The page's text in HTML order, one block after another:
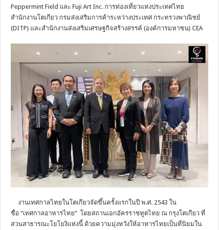
Peppermint Field และ Fuji Art Inc. การท่องเที่ยวแห่งประเทศไทย
สำนักงานโตเกียว กรมส่งเสริมการค้าระหว่างประเทศ กระทรวงพาณิชย์
(DITP) และสํานักงานส่งเสริมเศรษฐกิจสร้างสรรค์ (องค์การมหาชน) CEA
งานเทศกาลไทยในโตเกียวจัดขึ้นครั้งแรกในปี พ.ศ. 2543 ใน
ชื่อ “เทศกาลอาหารไทย” โดยสถานเอกอัครราชทูตไทย ณ กรุงโตเกียว ที่
สวนสาธารณะโยโยงิแห่งนี้ ด้วยความมุ่งหวังให้อาหารไทยเป็นที่นิยมใน